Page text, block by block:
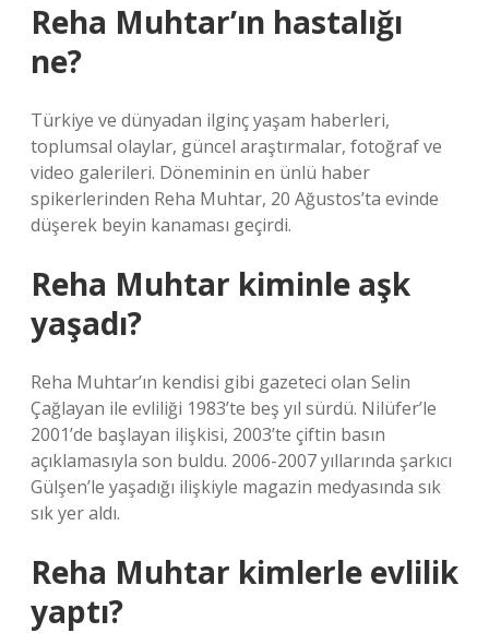
Reha Muhtar’ın hastalığı
ne?
Türkiye ve dünyadan ilginç yaşam haberleri,
toplumsal olaylar, güncel araştırmalar, fotoğraf ve
video galerileri. Döneminin en ünlü haber
spikerlerinden Reha Muhtar, 20 Ağustos’ta evinde
düşerek beyin kanaması geçirdi.
Reha Muhtar kiminle aşk
yaşadı?
Reha Muhtar’ın kendisi gibi gazeteci olan Selin
Çağlayan ile evliliği 1983’te beş yıl sürdü. Nilüfer’le
2001’de başlayan ilişkisi, 2003’te çiftin basın
açıklamasıyla son buldu. 2006-2007 yıllarında şarkıcı
Gülşen’le yaşadığı ilişkiyle magazin medyasında sık
sık yer aldı.
Reha Muhtar kimlerle evlilik
yaptı?